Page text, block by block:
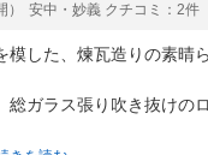
安中・妙義 クチコミ：2件
模した、煉瓦造りの素晴
総ガラス張り吹き抜けの